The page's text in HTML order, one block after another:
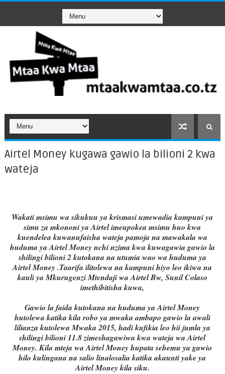
Airtel Money kugawa gawio la bilioni 2 kwa
wateja
Wakati msimu wa sikukuu ya krismasi umewadia kampuni ya
simu za mkononi ya Airtel imeupokea msimu huo kwa
kuendelea kuwanufaisha wateja pamoja na mawakala wa
huduma ya Airtel Money nchi nzima kwa kuwagawia gawio la
shilingi bilioni 2 kutokana na utumia wao wa huduma ya
Airtel Money .Taarifa ilitolewa na kampuni hiyo leo ikiwa na
kauli ya Mkurugenzi Mtendaji wa Airtel Bw, Sunil Colaso
imethibitisha kuwa,
Gawio la faida kutokana na huduma ya Airtel Money
hutolewa katika kila robo ya mwaka ambapo gawio la awali
lilianza kutolewa Mwaka 2015, hadi kufikia leo hii jumla ya
shilingi bilioni 11.8 zimeshagawiwa kwa wateja wa Airtel
Money. Kila mteja wa Airtel Money hupata sehemu ya gawio
hilo kulingana na salio linalosalia katika akaunti yake ya
Airtel Money kila siku.